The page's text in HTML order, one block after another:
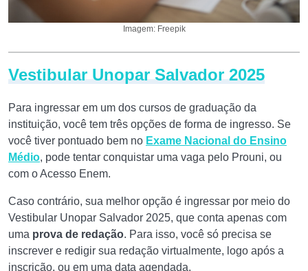
Imagem: Freepik
Vestibular Unopar Salvador 2025
Para ingressar em um dos cursos de graduação da
instituição, você tem três opções de forma de ingresso. Se
você tiver pontuado bem no Exame Nacional do Ensino
Médio, pode tentar conquistar uma vaga pelo Prouni, ou
com o Acesso Enem.
Caso contrário, sua melhor opção é ingressar por meio do
Vestibular Unopar Salvador 2025, que conta apenas com
uma prova de redação. Para isso, você só precisa se
inscrever e redigir sua redação virtualmente, logo após a
inscrição, ou em uma data agendada.